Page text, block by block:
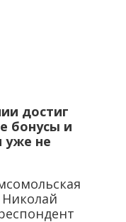
достиг
бонусы и
уже не
Николай